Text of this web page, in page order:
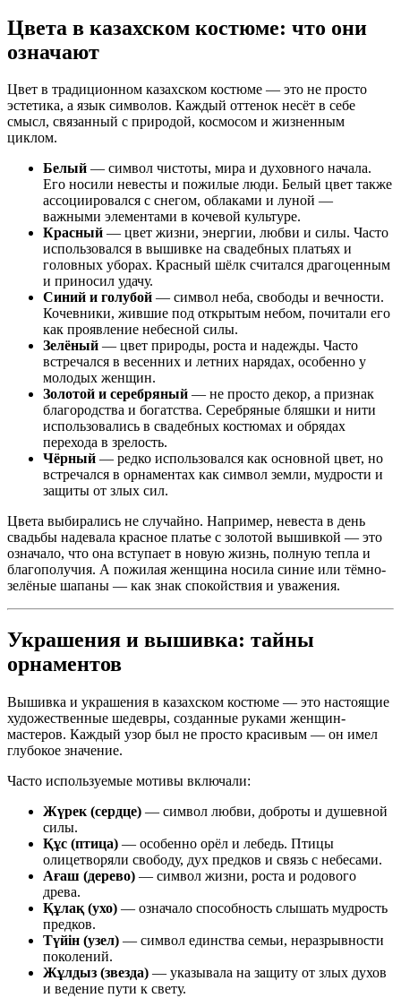
Цвета в казахском костюме: что они
означают
Цвет в традиционном казахском костюме — это не просто
эстетика, а язык символов. Каждый оттенок несёт в себе
смысл, связанный с природой, космосом и жизненным
циклом.
Белый — символ чистоты, мира и духовного начала.
Его носили невесты и пожилые люди. Белый цвет также
ассоциировался с снегом, облаками и луной —
важными элементами в кочевой культуре.
Красный — цвет жизни, энергии, любви и силы. Часто
использовался в вышивке на свадебных платьях и
головных уборах. Красный шёлк считался драгоценным
и приносил удачу.
Синий и голубой — символ неба, свободы и вечности.
Кочевники, жившие под открытым небом, почитали его
как проявление небесной силы.
Зелёный — цвет природы, роста и надежды. Часто
встречался в весенних и летних нарядах, особенно у
молодых женщин.
Золотой и серебряный — не просто декор, а признак
благородства и богатства. Серебряные бляшки и нити
использовались в свадебных костюмах и обрядах
перехода в зрелость.
Чёрный — редко использовался как основной цвет, но
встречался в орнаментах как символ земли, мудрости и
защиты от злых сил.
Цвета выбирались не случайно. Например, невеста в день
свадьбы надевала красное платье с золотой вышивкой — это
означало, что она вступает в новую жизнь, полную тепла и
благополучия. А пожилая женщина носила синие или тёмно-
зелёные шапаны — как знак спокойствия и уважения.
Украшения и вышивка: тайны
орнаментов
Вышивка и украшения в казахском костюме — это настоящие
художественные шедевры, созданные руками женщин-
мастеров. Каждый узор был не просто красивым — он имел
глубокое значение.
Часто используемые мотивы включали:
Жүрек (сердце) — символ любви, доброты и душевной
силы.
Құс (птица) — особенно орёл и лебедь. Птицы
олицетворяли свободу, дух предков и связь с небесами.
Ағаш (дерево) — символ жизни, роста и родового
древа.
Құлақ (ухо) — означало способность слышать мудрость
предков.
Түйін (узел) — символ единства семьи, неразрывности
поколений.
Жұлдыз (звезда) — указывала на защиту от злых духов
и ведение пути к свету.